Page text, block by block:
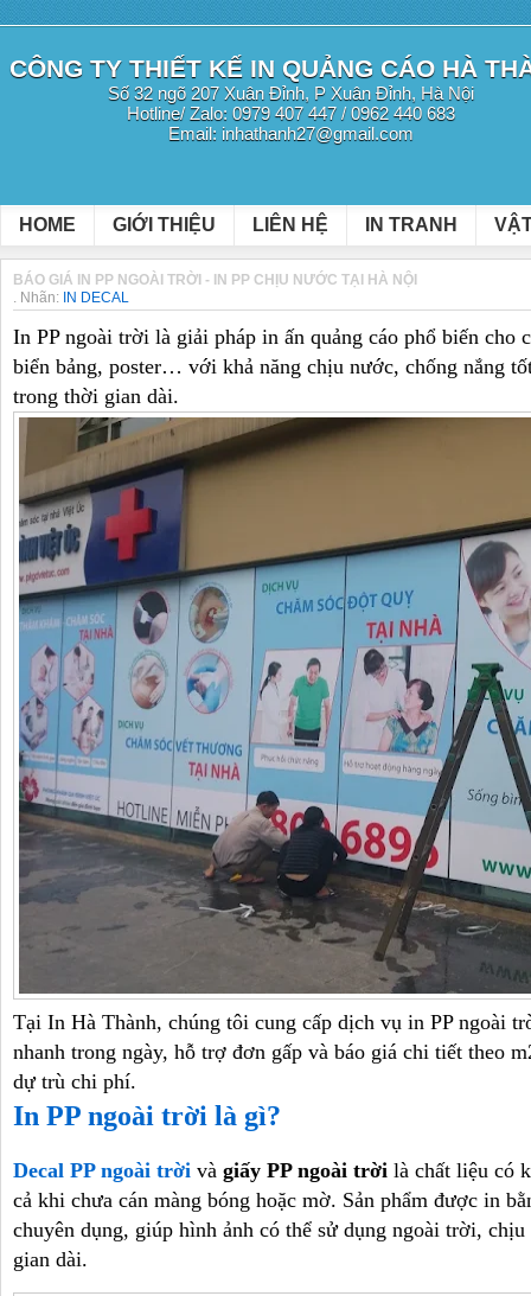
CÔNG TY THIẾT KẾ IN QUẢNG CÁO HÀ
Số 32 ngõ 207 Xuân Đỉnh, P Xuân Đỉnh, Hà Nội
Hotline/ Zalo: 0979 407 447 / 0962 440 683
Email: inhathanh27@gmail.com
HOME GIỚI THIỆU LIÊN HỆ IN TRANH
BÁO GIÁ IN PP NGOÀI TRỜI - IN PP CHỊU NƯỚC TẠI HÀ NỘI
. Nhãn: IN DECAL
In PP ngoài trời là giải pháp in ấn quảng cáo phổ biến cho
biển bảng, poster… với khả năng chịu nước, chống nắng
trong thời gian dài.
Tại In Hà Thành, chúng tôi cung cấp dịch vụ in PP ngoài
nhanh trong ngày, hỗ trợ đơn gấp và báo giá chi tiết theo
dự trù chi phí.
In PP ngoài trời là gì?
Decal PP ngoài trời và giấy PP ngoài trời là chất liệu có
cả khi chưa cán màng bóng hoặc mờ. Sản phẩm được in
chuyên dụng, giúp hình ảnh có thể sử dụng ngoài trời,
gian dài.